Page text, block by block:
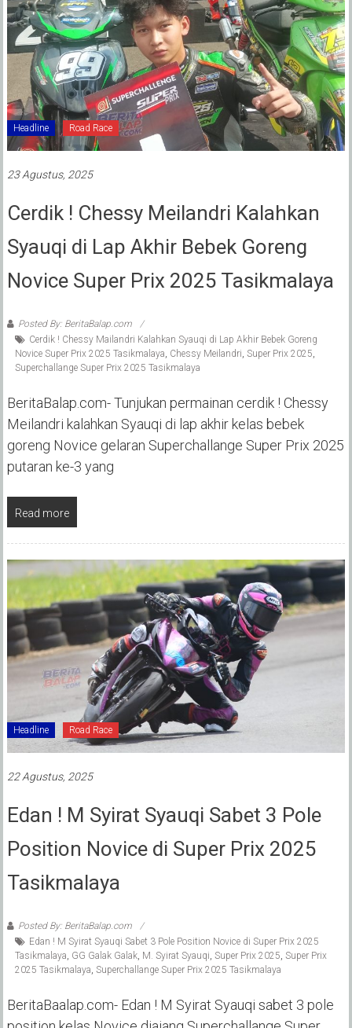
Headline Road Race
23 Agustus, 2025
Cerdik ! Chessy Meilandri Kalahkan
Syauqi di Lap Akhir Bebek Goreng
Novice Super Prix 2025 Tasikmalaya
Posted By: BeritaBalap.com
Cerdik ! Chessy Mailandri Kalahkan Syauqi di Lap Akhir Bebek Goreng
Novice Super Prix 2025 Tasikmalaya, Chessy Meilandri, Super Prix 2025,
Superchallange Super Prix 2025 Tasikmalaya
BeritaBalap.com- Tunjukan permainan cerdik ! Chessy
Meilandri kalahkan Syauqi di lap akhir kelas bebek
goreng Novice gelaran Superchallange Super Prix 2025
putaran ke-3 yang
Read more
Headline Road Race
22 Agustus, 2025
Edan ! M Syirat Syauqi Sabet 3 Pole
Position Novice di Super Prix 2025
Tasikmalaya
Posted By: BeritaBalap.com
Edan ! M Syirat Syauqi Sabet 3 Pole Position Novice di Super Prix 2025
Tasikmalaya, GG Galak Galak, M. Syirat Syauqi, Super Prix 2025, Super Prix
2025 Tasikmalaya, Superchallange Super Prix 2025 Tasikmalaya
BeritaBaalap.com- Edan ! M Syirat Syauqi sabet 3 pole